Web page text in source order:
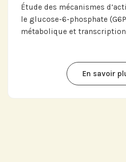
Étude des mécanismes
le glucose-6-phosphate
métabolique et
En savoir
Abonnez-vous
mail, recevez nos
fonction de vos